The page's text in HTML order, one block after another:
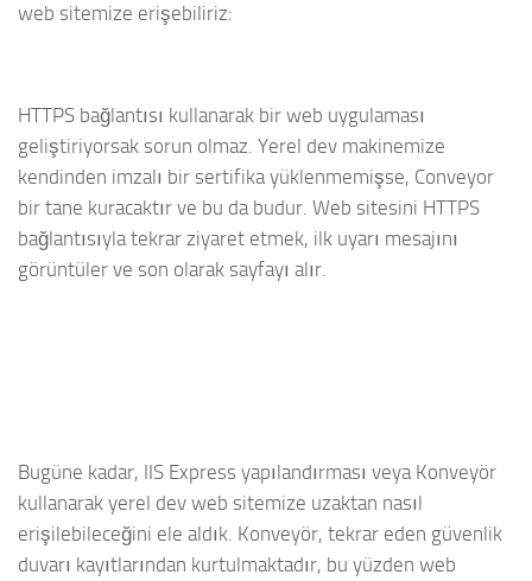
web sitemize erişebiliriz:
HTTPS bağlantısı kullanarak bir web uygulaması
geliştiriyorsak sorun olmaz. Yerel dev makinemize
kendinden imzalı bir sertifika yüklenmemişse, Conveyor
bir tane kuracaktır ve bu da budur. Web sitesini HTTPS
bağlantısıyla tekrar ziyaret etmek, ilk uyarı mesajını
görüntüler ve son olarak sayfayı alır.
Bugüne kadar, IIS Express yapılandırması veya Konveyör
kullanarak yerel dev web sitemize uzaktan nasıl
erişilebileceğini ele aldık. Konveyör, tekrar eden güvenlik
duvarı kayıtlarından kurtulmaktadır, bu yüzden web